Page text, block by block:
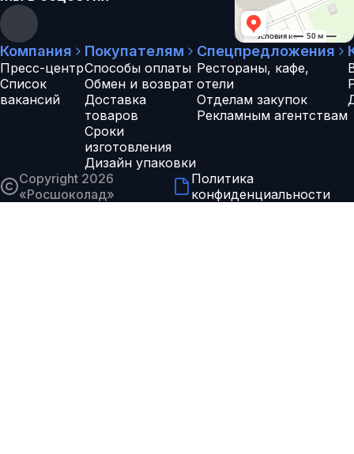
Компания
Пресс-центр
Список
вакансий
Покупателям
Способы оплаты
Обмен и возврат
Доставка
товаров
Сроки
изготовления
Дизайн упаковки
Спецпредложения
Рестораны, кафе,
отели
Отделам закупок
Рекламным агентствам
Copyright 2026
«Росшоколад»
Политика
конфиденциальности